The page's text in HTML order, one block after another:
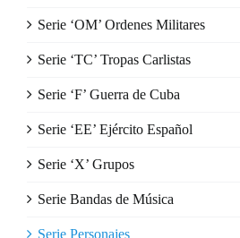
Serie ‘OM’ Ordenes Militares
Serie ‘TC’ Tropas Carlistas
Serie ‘F’ Guerra de Cuba
Serie ‘EE’ Ejército Español
Serie ‘X’ Grupos
Serie Bandas de Música
Serie Personajes